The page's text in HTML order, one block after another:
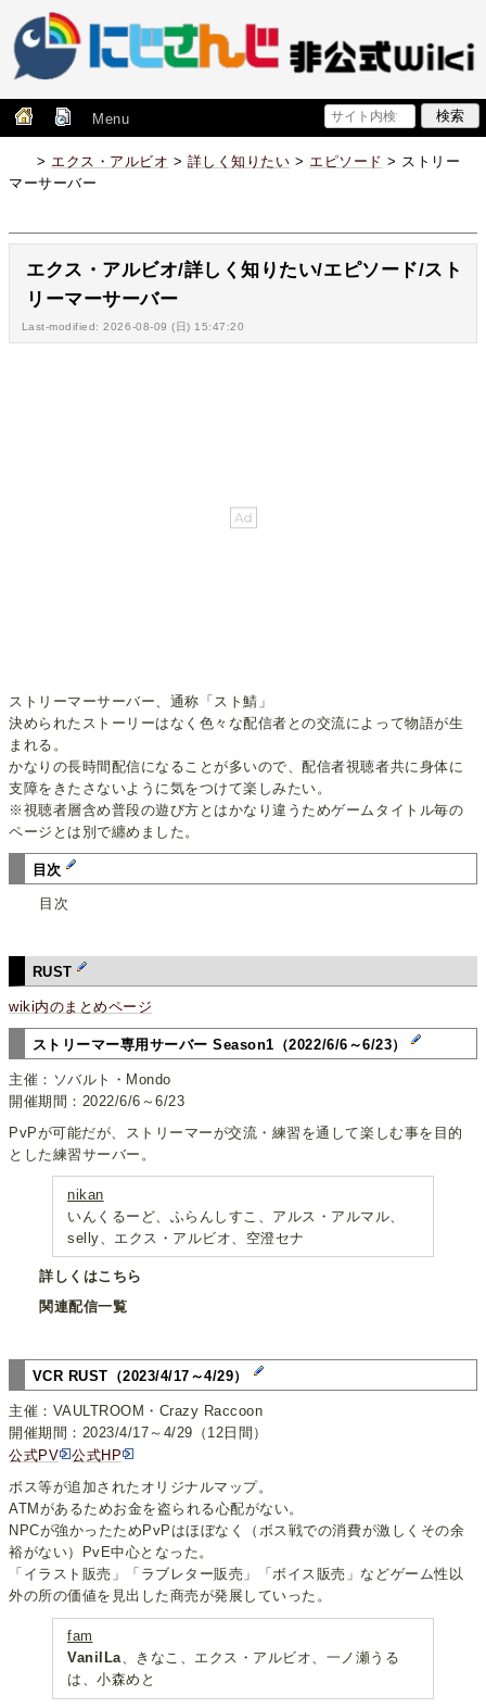
Menu
> エクス・アルビオ > 詳しく知りたい > エピソード > ストリー
マーサーバー
エクス・アルビオ/詳しく知りたい/エピソード/スト
リーマーサーバー
Last-modified: 2026-08-09 (日) 15:47:20
ストリーマーサーバー、通称「スト鯖」
決められたストーリーはなく色々な配信者との交流によって物語が生
まれる。
かなりの長時間配信になることが多いので、配信者視聴者共に身体に
支障をきたさないように気をつけて楽しみたい。
※視聴者層含め普段の遊び方とはかなり違うためゲームタイトル毎の
ページとは別で纏めました。
目次
目次
RUST
wiki内のまとめページ
ストリーマー専用サーバー Season1（2022/6/6～6/23）
主催：ソバルト・Mondo
開催期間：2022/6/6～6/23
PvPが可能だが、ストリーマーが交流・練習を通して楽しむ事を目的
とした練習サーバー。
nikan
いんくるーど、ふらんしすこ、アルス・アルマル、
selly、エクス・アルビオ、空澄セナ
詳しくはこちら
関連配信一覧
VCR RUST（2023/4/17～4/29）
主催：VAULTROOM・Crazy Raccoon
開催期間：2023/4/17～4/29（12日間）
公式PV
公式HP
ボス等が追加されたオリジナルマップ。
ATMがあるためお金を盗られる心配がない。
NPCが強かったためPvPはほぼなく（ボス戦での消費が激しくその余
裕がない）PvE中心となった。
「イラスト販売」「ラブレター販売」「ボイス販売」などゲーム性以
外の所の価値を見出した商売が発展していった。
fam
VanilLa、きなこ、エクス・アルビオ、一ノ瀬うる
は、小森めと